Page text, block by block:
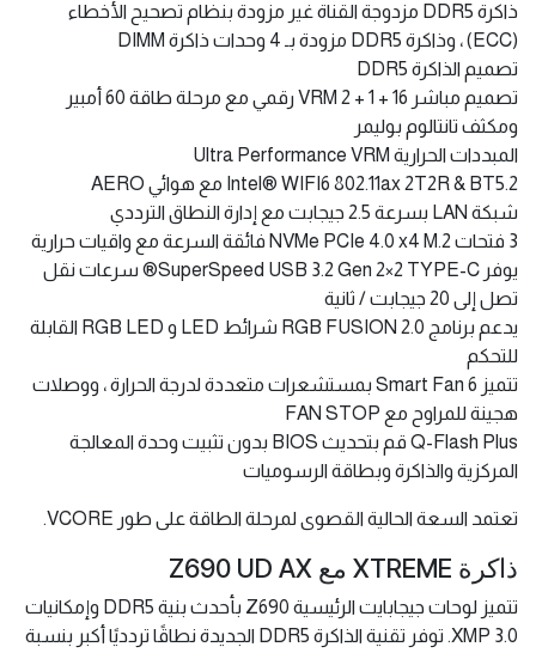
ذاكرة DDR5 مزدوجة القناة غير مزودة بنظام تصحيح الأخطاء
(ECC) ، وذاكرة DDR5 مزودة بـ 4 وحدات ذاكرة DIMM
تصميم الذاكرة DDR5
تصميم مباشر 16 + 1 + 2 VRM رقمي مع مرحلة طاقة 60 أمبير
ومكثف تانتالوم بوليمر
المبددات الحرارية Ultra Performance VRM
Intel® WIFI6 802.11ax 2T2R & BT5.2 مع هوائي AERO
شبكة LAN بسرعة 2.5 جيجابت مع إدارة النطاق الترددي
3 فتحات NVMe PCIe 4.0 x4 M.2 فائقة السرعة مع واقيات حرارية
يوفر SuperSpeed USB 3.2 Gen 2×2 TYPE-C® سرعات نقل
تصل إلى 20 جيجابت / ثانية
يدعم برنامج RGB FUSION 2.0 شرائط LED و RGB LED القابلة
للتحكم
تتميز Smart Fan 6 بمستشعرات متعددة لدرجة الحرارة ، ووصلات
هجينة للمراوح مع FAN STOP
Q-Flash Plus قم بتحديث BIOS بدون تثبيت وحدة المعالجة
المركزية والذاكرة وبطاقة الرسوميات
تعتمد السعة الحالية القصوى لمرحلة الطاقة على طور VCORE.
ذاكرة XTREME مع Z690 UD AX
تتميز لوحات جيجابايت الرئيسية Z690 بأحدث بنية DDR5 وإمكانيات
XMP 3.0. توفر تقنية الذاكرة DDR5 الجديدة نطاقًا تردديًا أكبر بنسبة